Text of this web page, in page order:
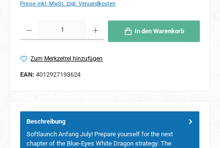
Preise inkl. MwSt. zzgl. Versandkosten
In den Warenkorb
Zum Merkzettel hinzufügen
EAN: 4012927193624
Beschreibung
Softlaunch Anfang July! Prepare yourself for the next
chapter of the Blue-Eyes White Dragon strategy: The